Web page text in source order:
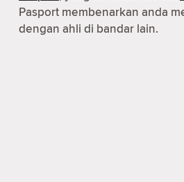
Pasport membenarkan anda
dengan ahli di bandar lain.